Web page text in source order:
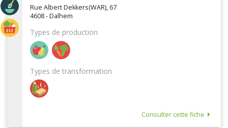
Rue Albert Dekkers(WAR), 67
4608 - Dalhem
Types de production
Types de transformation
Consulter cette fiche